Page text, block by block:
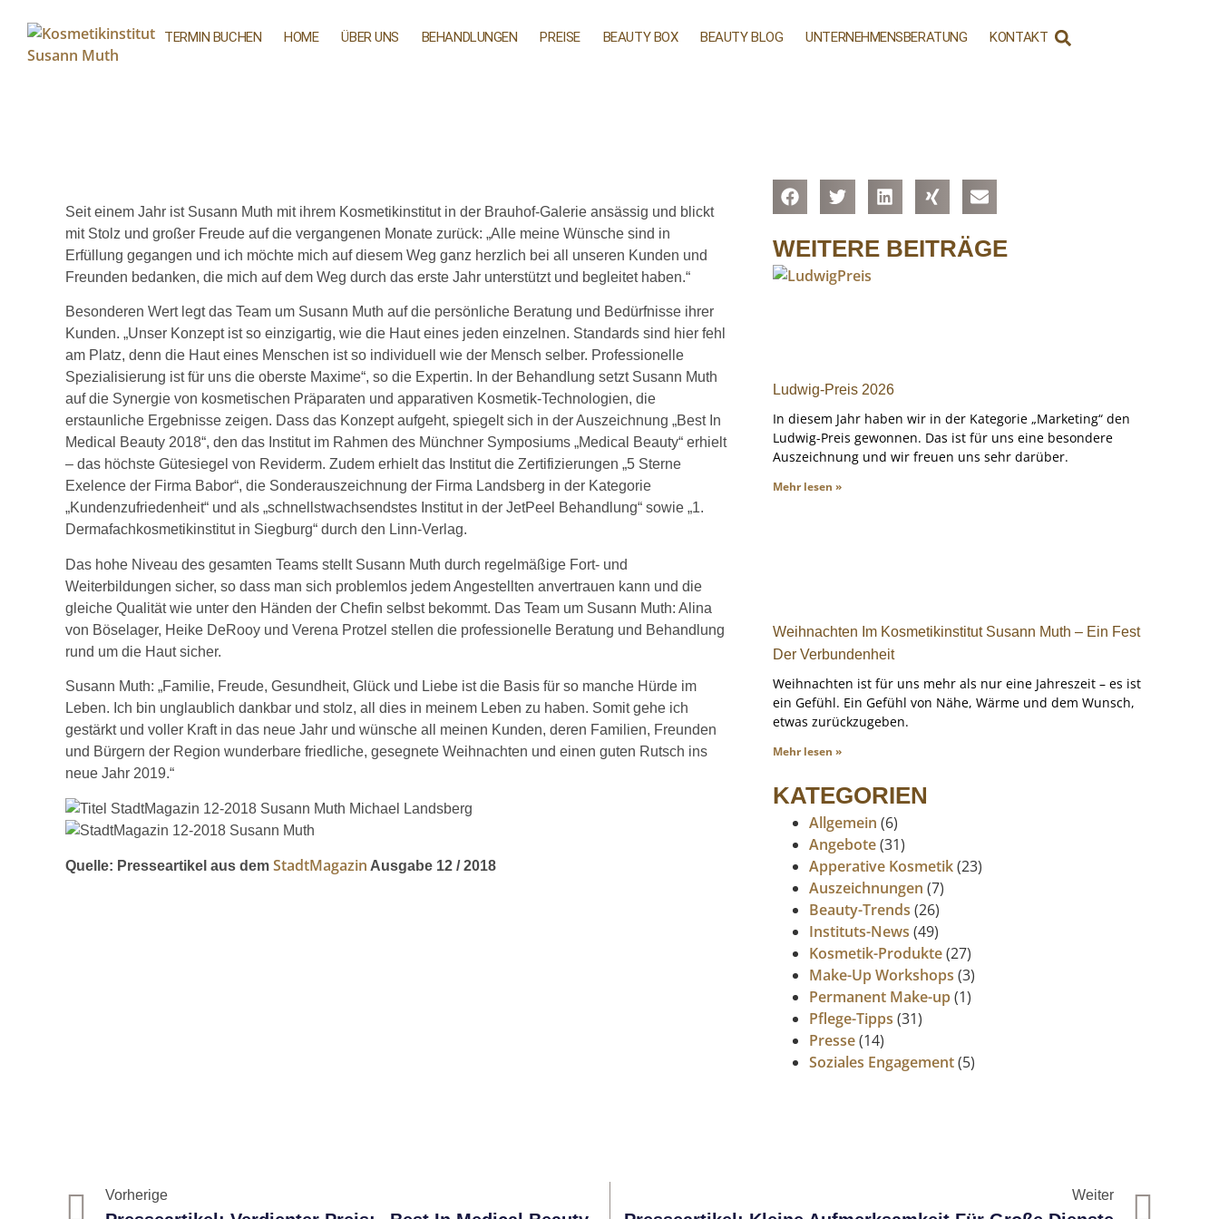
TERMIN BUCHEN HOME ÜBER UNS BEHANDLUNGEN PREISE BEAUTY BOX BEAUTY BLOG UNTERNEHMENSBERATUNG KONTAKT
Seit einem Jahr ist Susann Muth mit ihrem Kosmetikinstitut in der Brauhof-Galerie ansässig und blickt
mit Stolz und großer Freude auf die vergangenen Monate zurück: „Alle meine Wünsche sind in
Erfüllung gegangen und ich möchte mich auf diesem Weg ganz herzlich bei all unseren Kunden und
Freunden bedanken, die mich auf dem Weg durch das erste Jahr unterstützt und begleitet haben.“
Besonderen Wert legt das Team um Susann Muth auf die persönliche Beratung und Bedürfnisse ihrer
Kunden. „Unser Konzept ist so einzigartig, wie die Haut eines jeden einzelnen. Standards sind hier fehl
am Platz, denn die Haut eines Menschen ist so individuell wie der Mensch selber. Professionelle
Spezialisierung ist für uns die oberste Maxime“, so die Expertin. In der Behandlung setzt Susann Muth
auf die Synergie von kosmetischen Präparaten und apparativen Kosmetik-Technologien, die
erstaunliche Ergebnisse zeigen. Dass das Konzept aufgeht, spiegelt sich in der Auszeichnung „Best In
Medical Beauty 2018“, den das Institut im Rahmen des Münchner Symposiums „Medical Beauty“ erhielt
– das höchste Gütesiegel von Reviderm. Zudem erhielt das Institut die Zertifizierungen „5 Sterne
Exelence der Firma Babor“, die Sonderauszeichnung der Firma Landsberg in der Kategorie
„Kundenzufriedenheit“ und als „schnellstwachsendstes Institut in der JetPeel Behandlung“ sowie „1.
Dermafachkosmetikinstitut in Siegburg“ durch den Linn-Verlag.
Das hohe Niveau des gesamten Teams stellt Susann Muth durch regelmäßige Fort- und
Weiterbildungen sicher, so dass man sich problemlos jedem Angestellten anvertrauen kann und die
gleiche Qualität wie unter den Händen der Chefin selbst bekommt. Das Team um Susann Muth: Alina
von Böselager, Heike DeRooy und Verena Protzel stellen die professionelle Beratung und Behandlung
rund um die Haut sicher.
Susann Muth: „Familie, Freude, Gesundheit, Glück und Liebe ist die Basis für so manche Hürde im
Leben. Ich bin unglaublich dankbar und stolz, all dies in meinem Leben zu haben. Somit gehe ich
gestärkt und voller Kraft in das neue Jahr und wünsche all meinen Kunden, deren Familien, Freunden
und Bürgern der Region wunderbare friedliche, gesegnete Weihnachten und einen guten Rutsch ins
neue Jahr 2019.“
Quelle: Presseartikel aus dem StadtMagazin Ausgabe 12 / 2018
WEITERE BEITRÄGE
Ludwig-Preis 2026
In diesem Jahr haben wir in der Kategorie „Marketing“ den
Ludwig-Preis gewonnen. Das ist für uns eine besondere
Auszeichnung und wir freuen uns sehr darüber.
Mehr lesen »
Weihnachten Im Kosmetikinstitut Susann Muth – Ein Fest
Der Verbundenheit
Weihnachten ist für uns mehr als nur eine Jahreszeit – es ist
ein Gefühl. Ein Gefühl von Nähe, Wärme und dem Wunsch,
etwas zurückzugeben.
Mehr lesen »
KATEGORIEN
Allgemein (6)
Angebote(31)
Apperative Kosmetik(23)
Auszeichnungen (7)
Beauty-Trends (26)
Instituts-News (49)
Kosmetik-Produkte(27)
Make-Up Workshops (3)
Permanent Make-up(1)
Pflege-Tipps (31)
Presse(14)
Soziales Engagement(5)
Vorherige Weiter